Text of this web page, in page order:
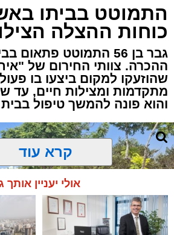
התמוטט בביתו
כוחות ההצלה
גבר בן 56 התמוטט
ההכרה. צוותי החירום של
שהוזעקו למקום ביצעו בו
מתקדמות ומצילות חיים, עד
והוא פונה להמשך טיפול
קרא עוד
אולי יעניין אותך